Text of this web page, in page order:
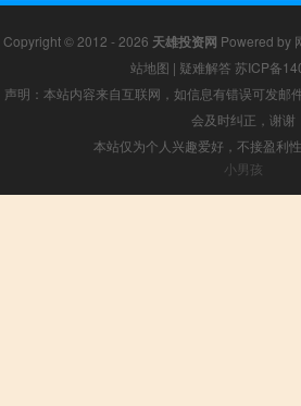
Copyright © 2012 - 2026 天雄投资网 Powered by
站地图 | 疑难解答 苏ICP备
声明：本站内容来自互联网，如信息有错误可发邮
会及时纠正，谢谢
本站仅为个人兴趣爱好，不接盈利
小男孩